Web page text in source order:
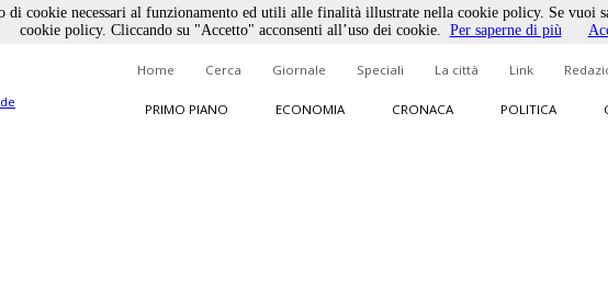
Home Cerca Giornale Speciali La città Link
PRIMO PIANO ECONOMIA CRONACA POLITICA
cookie necessari al funzionamento ed utili alle finalità illustrate nella cookie policy. Se vuoi
cookie policy. Cliccando su "Accetto" acconsenti all’uso dei cookie. Per saperne di più